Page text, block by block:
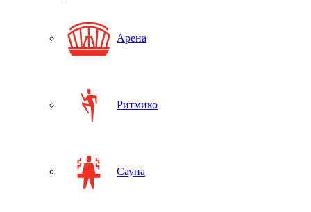
Арена
Ритмико
Сауна